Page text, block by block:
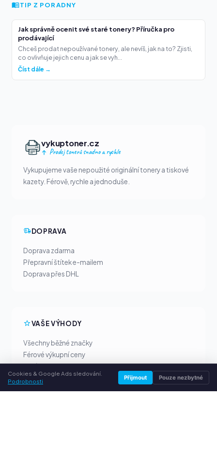
TIP Z PORADNY
Jak správně ocenit své staré tonery? Příručka pro
prodávající
Chceš prodat nepoužívané tonery, ale nevíš, jak na to? Zjisti,
co ovlivňuje jejich cenu a jak se vyh...
Číst dále →
vykuptoner.cz
Prodej tonerů snadno a rychle
Vykupujeme vaše nepoužité originální tonery a tiskové
kazety. Férově, rychle a jednoduše.
DOPRAVA
Doprava zdarma
Přepravní štítek e-mailem
Doprava přes DHL
VAŠE VÝHODY
Všechny běžné značky
Férové výkupní ceny
Peníze předem přes PayPal
Osobní poradenství
Cookies & Google Ads sledování.
Podrobnosti
Přijmout Pouze nezbytné